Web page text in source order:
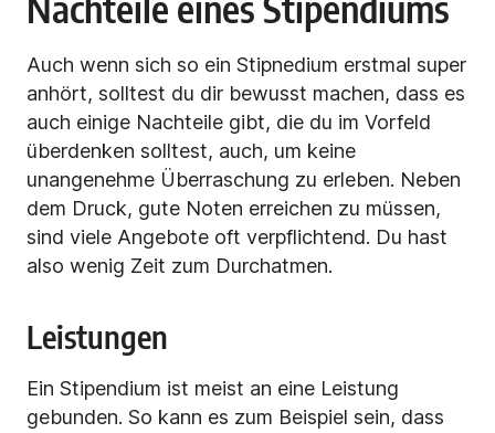
Auch wenn sich so ein Stipnedium erstmal super
anhört, solltest du dir bewusst machen, dass es
auch einige Nachteile gibt, die du im Vorfeld
überdenken solltest, auch, um keine
unangenehme Überraschung zu erleben. Neben
dem Druck, gute Noten erreichen zu müssen,
sind viele Angebote oft verpflichtend. Du hast
also wenig Zeit zum Durchatmen.
Leistungen
Ein Stipendium ist meist an eine Leistung
gebunden. So kann es zum Beispiel sein, dass